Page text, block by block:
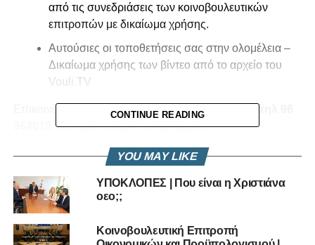
από τις συνεδριάσεις των κοινοβουλευτικών
επιτροπών με δικαίωμα χρήσης.
Αυτούσιες οι τοποθετήσεις σας στην ολομέλεια –
Δικαίωμα χρήσης των βίντεο από το αρχείο του
Vouli.TV
Επικοινωνήστε μαζί μας στοinfo@vouli.tv ή στοτηλ 96
για περισσότερες πληροφορίες.
ΟΙΚΟΝΟΜΙΚΏΝ
ΧΡΙΣΤΙΆΝΑ ΕΡΩΤΟΚΡΊΤΟΥ
Μαρίνος Σιζόπουλος | 01-02-2021
CONTINUE READING
YOU MAY LIKE
ΥΠΟΚΛΟΠΕΣ | Που είναι η Χριστιάνα
οεο;;
Κοινοβουλευτική Επιτροπή